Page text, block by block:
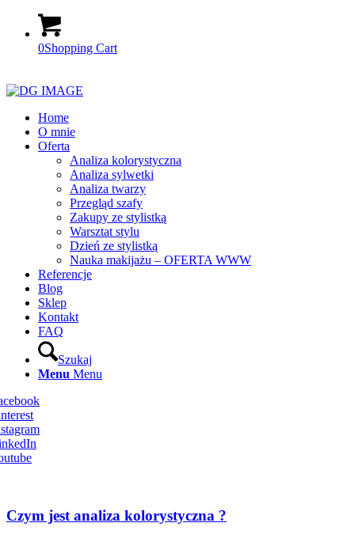
0Shopping Cart
Home
O mnie
Oferta
Analiza kolorystyczna
Analiza sylwetki
Analiza twarzy
Przegląd szafy
Zakupy ze stylistką
Warsztat stylu
Dzień ze stylistką
Nauka makijażu – OFERTA WWW
Referencje
Blog
Sklep
Kontakt
FAQ
Szukaj
Menu Menu
Czym jest analiza kolorystyczna ?